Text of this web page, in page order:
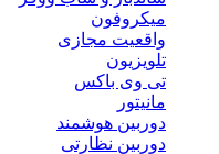
میکروفون
واقعیت مجازی
تلویزیون
تی وی باکس
مانیتور
دوربین هوشمند
دوربین نظارتی